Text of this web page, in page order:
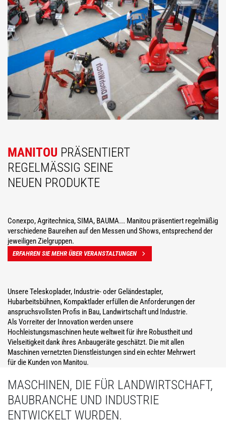
MANITOU PRÄSENTIERT
REGELMÄSSIG SEINE N
EUEN PRODUKTE
Conexpo, Agritechnica, SIMA, BAUMA... Manitou präsentiert regelmäßig
verschiedene Baureihen auf den Messen und Shows, entsprechend der
jeweiligen Zielgruppen.
ERFAHREN SIE MEHR ÜBER VERANSTALTUNGEN
Unsere Teleskoplader, Industrie- oder Geländestapler,
Hubarbeitsbühnen, Kompaktlader erfüllen die Anforderungen der
anspruchsvollsten Profis in Bau, Landwirtschaft und Industrie.
Als Vorreiter der Innovation werden unsere
Hochleistungsmaschinen heute weltweit für ihre Robustheit und
Vielseitigkeit dank ihres Anbaugeräte geschätzt. Die mit allen
Maschinen vernetzten Dienstleistungen sind ein echter Mehrwert
für die Kunden von Manitou.
MASCHINEN, DIE FÜR LANDWIRTSCHAFT,
BAUBRANCHE UND INDUSTRIE
ENTWICKELT WURDEN.